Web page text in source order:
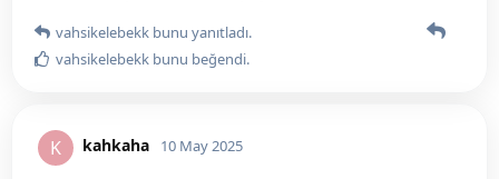
vahsikelebekk bunu yanıtladı.
vahsikelebekk bunu beğendi.
K kahkaha 10 May 2025